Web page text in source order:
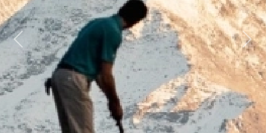
Previous Next